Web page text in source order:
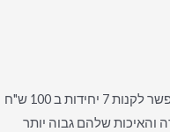
אני רוצה להגיד פשוט ואוו!! לא להאמין שאפשר לקנות 7 יחידות ב 100 ש"ח
מוצר ב 65 שח ליחידה והאיכות שלהם גבוה יותר